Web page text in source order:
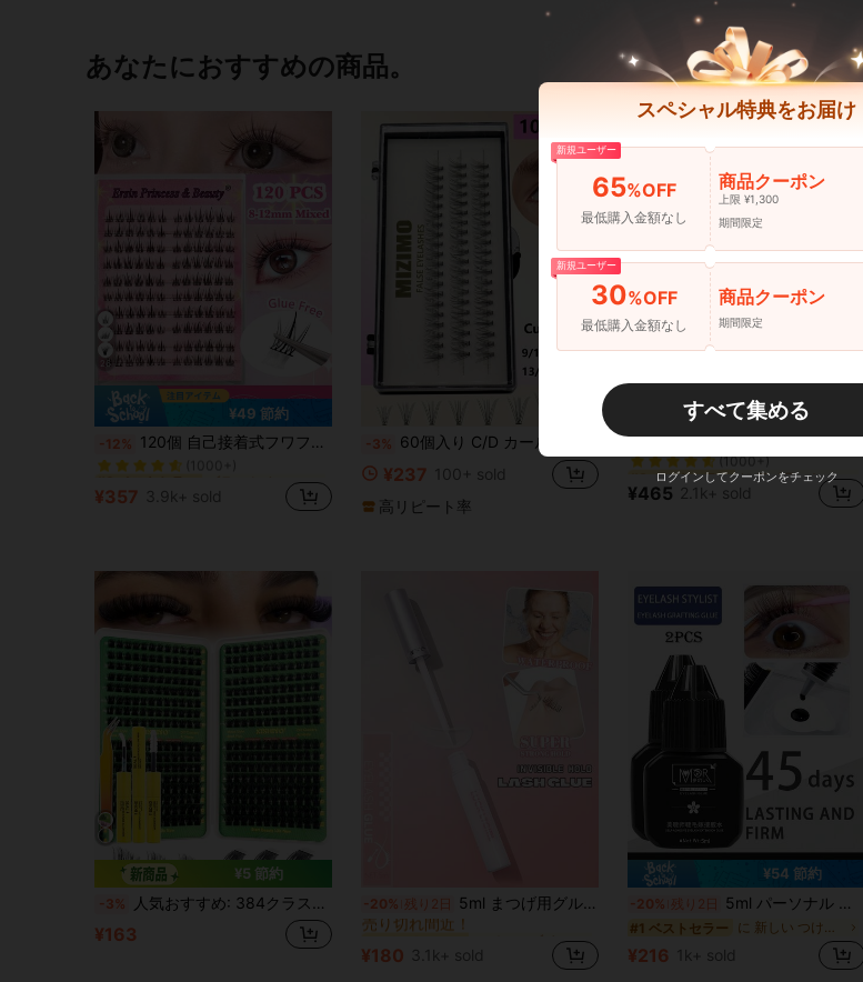
あなたにおすすめの商品。
26
¥49 節約
-12% 120個 自己接着式フワフワつけまつげクラスター、8-12mm ミックス丈 ソフトフラッフィーインディビデュアルラッシュ、自己接着式DIY まつげエクステンション、ラッシュクラスター、ナチュラルな長さ感のつけまつげ、Cカール カーリングラッシュクラスター、つけまつげ
#3 ベストセラー
ブラック まつ毛1本ずつ
(1000+)
#3 ベストセラー
#3 ベストセラー
#3 ベストセラー
ブラック まつ毛1本ずつ
¥357 3.9k+ sold
-3% 60個入り C/D カール 10D ブラック クラスター つけまつげ 9-15mm、DIY まつげエクステンション用クラスターまつげ、クラスターまつげ、個別まつげ、つけまつげ
¥237 100+ sold
高リピート率
Yelix 1箱 楕円形フラットまつげエクステンション スプリットチップ 超軽量 ソフトまつげ デイリーメイクアップツール B/C/CC/D/D+カール 選択可能なまつげクラスター、まつげクラスター、個別まつげ、まつげ、つけまつげ
#3 ベストセラー
(1000+)
#3 ベストセラー
(1000+)
#3 ベストセラー
に アイラッシュ 拡張機能
¥465 2.1k+ sold
¥5 節約
-3% 人気おすすめ: 384クラスター Dカール ミックス丈(10-16mm) ナチュラル 軽量 ふわふわ まつげエクステンションセット - DIY 再利用可能 まつげクラスター、シングルクラスター、つけまつげ(ナチュラルまつげ仕様含む) エクステンションセットとDIYツールキット。シングルまつげ、Dカールまつげ、まつげクラスター、まつげグルー、セッティングリキッド、ツイーザーが含まれています。
¥163
-20% 残り2日 5ml まつげ用グルー、乾燥後クリアで強力、デイリー使用の付け睫毛に適しています、便利な トラベルセット
売り切れ間近！
#2 ベストセラー
売り切れ間近！
#2 ベストセラー
売り切れ間近！
#2 ベストセラー に チューブ まつげ用接着剤
¥180 3.1k+ sold
¥54 節約
-20% 残り2日 5ml パーソナル まつげ 接着剤、長持ち、無臭、防水まつげエクステ用接着剤 - 最大45日間持続、無臭、刺激がない、低アレルギー性の処方 - 家庭用に適し、速乾性の強いまつげ接着剤、長持ちするDIYまつげ接着剤
#1 ベストセラー に 新しい つけまつげ & 接着剤
¥216 1k+ sold
スペシャル特典をお届け
新規ユーザー
65%OFF
最低購入金額なし
商品クーポン
上限 ¥1,300
期間限定
新規ユーザー
30%OFF
最低購入金額なし
商品クーポン
期間限定
すべて集める
ログインしてクーポンをチェック